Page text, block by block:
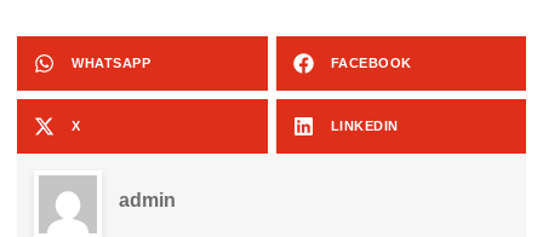
WHATSAPP FACEBOOK
X LINKEDIN
admin